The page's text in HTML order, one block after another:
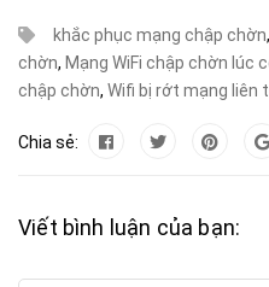
khắc phục mạng chập chờn,
chờn, Mạng WiFi chập chờn lúc
chập chờn, Wifi bị rớt mạng liên
Chia sẻ:
Viết bình luận của bạn: